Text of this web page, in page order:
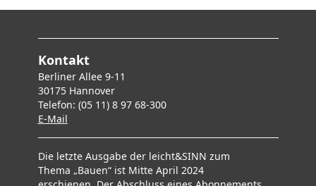
Kontakt
Berliner Allee 9-11
30175 Hannover
Telefon: (05 11) 8 97 68-300
E-Mail
Die letzte Ausgabe der leicht&SINN zum
Thema „Bauen“ ist Mitte April 2024